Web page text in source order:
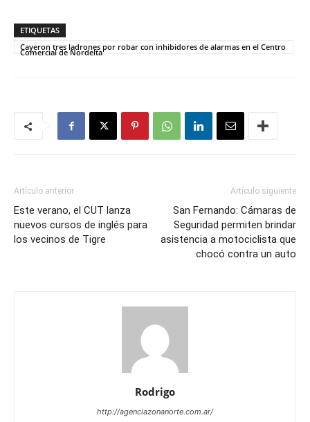
ETIQUETAS
Cayeron tres ladrones por robar con inhibidores de alarmas en el Centro
Comercial de Nordelta
Artículo anterior
Este verano, el CUT lanza
nuevos cursos de inglés para
los vecinos de Tigre
Artículo siguiente
San Fernando: Cámaras de
Seguridad permiten brindar
asistencia a motociclista que
chocó contra un auto
Rodrigo
http://agenciazonanorte.com.ar/